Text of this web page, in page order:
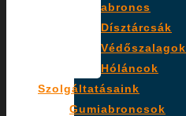
abroncs
Dísztárcsák
Védőszalagok
Hóláncok
Szolgáltatásaink
Gumiabroncsok